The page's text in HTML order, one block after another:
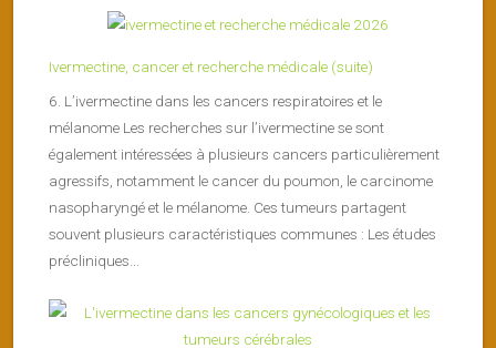
Ivermectine, cancer et recherche médicale (suite)
6. L’ivermectine dans les cancers respiratoires et le
mélanome Les recherches sur l’ivermectine se sont
également intéressées à plusieurs cancers particulièrement
agressifs, notamment le cancer du poumon, le carcinome
nasopharyngé et le mélanome. Ces tumeurs partagent
souvent plusieurs caractéristiques communes : Les études
précliniques...